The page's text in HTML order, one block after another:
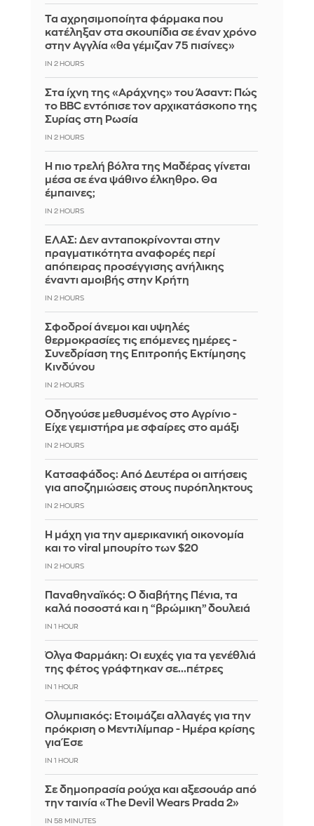
Τα αχρησιμοποίητα φάρμακα που
κατέληξαν στα σκουπίδια σε έναν χρόνο
στην Αγγλία «θα γέμιζαν 75 πισίνες»
IN 2 HOURS
Στα ίχνη της «Αράχνης» του Άσαντ: Πώς
το BBC εντόπισε τον αρχικατάσκοπο της
Συρίας στη Ρωσία
IN 2 HOURS
Η πιο τρελή βόλτα της Μαδέρας γίνεται
μέσα σε ένα ψάθινο έλκηθρο. Θα
έμπαινες;
IN 2 HOURS
ΕΛΑΣ: Δεν ανταποκρίνονται στην
πραγματικότητα αναφορές περί
απόπειρας προσέγγισης ανήλικης
έναντι αμοιβής στην Κρήτη
IN 2 HOURS
Σφοδροί άνεμοι και υψηλές
θερμοκρασίες τις επόμενες ημέρες -
Συνεδρίαση της Επιτροπής Εκτίμησης
Κινδύνου
IN 2 HOURS
Οδηγούσε μεθυσμένος στο Αγρίνιο -
Είχε γεμιστήρα με σφαίρες στο αμάξι
IN 2 HOURS
Κατσαφάδος: Από Δευτέρα οι αιτήσεις
για αποζημιώσεις στους πυρόπληκτους
IN 2 HOURS
Η μάχη για την αμερικανική οικονομία
και το viral μπουρίτο των $20
IN 2 HOURS
Παναθηναϊκός: Ο διαβήτης Πένια, τα
καλά ποσοστά και η “βρώμικη” δουλειά
IN 1 HOUR
Όλγα Φαρμάκη: Οι ευχές για τα γενέθλιά
της φέτος γράφτηκαν σε...πέτρες
IN 1 HOUR
Ολυμπιακός: Ετοιμάζει αλλαγές για την
πρόκριση ο Μεντιλίμπαρ - Ημέρα κρίσης
για Έσε
IN 1 HOUR
Σε δημοπρασία ρούχα και αξεσουάρ από
την ταινία «The Devil Wears Prada 2»
IN 58 MINUTES